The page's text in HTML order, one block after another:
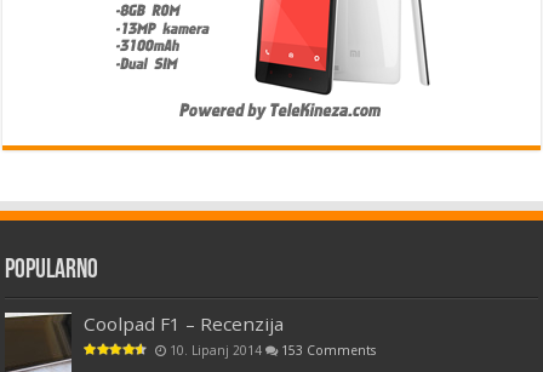
Popularno
Coolpad F1 – Recenzija
10. Lipanj 2014 153 Comments